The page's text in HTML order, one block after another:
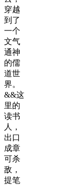
穿越
到了
一个
文气
通神
的儒
道世
界。
&&这
里的
读书
人，
出口
成章
可杀
敌，
提笔